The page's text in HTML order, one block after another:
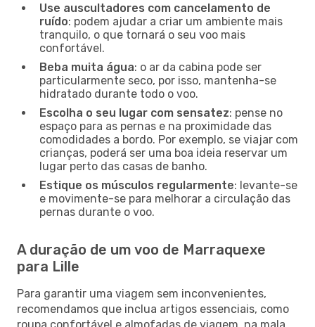
Use auscultadores com cancelamento de
ruído: podem ajudar a criar um ambiente mais
tranquilo, o que tornará o seu voo mais
confortável.
Beba muita água: o ar da cabina pode ser
particularmente seco, por isso, mantenha-se
hidratado durante todo o voo.
Escolha o seu lugar com sensatez: pense no
espaço para as pernas e na proximidade das
comodidades a bordo. Por exemplo, se viajar com
crianças, poderá ser uma boa ideia reservar um
lugar perto das casas de banho.
Estique os músculos regularmente: levante-se
e movimente-se para melhorar a circulação das
pernas durante o voo.
A duração de um voo de Marraquexe
para Lille
Para garantir uma viagem sem inconvenientes,
recomendamos que inclua artigos essenciais, como